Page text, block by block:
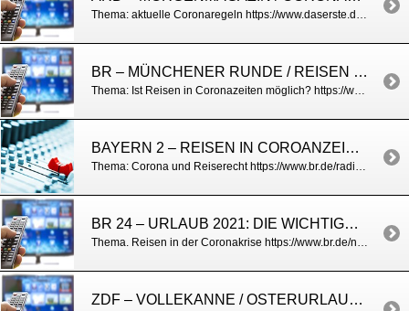
Thema: aktuelle Coronaregeln https://www.daserste.de/information/politik-weltgeschehen/morgenmagazin/videos/Rechtsfragen_zu_Corona_Regeln-100.html
BR – MÜNCHENER RUNDE / REISEN TROTZ CORONA
Thema: Ist Reisen in Coronazeiten möglich? https://www.br.de/br-fernsehen/sendungen/muenchner-runde/index.html
BAYERN 2 – REISEN IN COROANZEITEN
Thema: Corona und Reiserecht https://www.br.de/radio/bayern2/sendungen/radiowelt/kay-rodegra-reiserechtsexperte-corona-urlaub-2021-aktuelles-interview-100.html
BR 24 – URLAUB 2021: DIE WICHTIGSTEN TIPPS
Thema. Reisen in der Coronakrise https://www.br.de/nachrichten/bayern/urlaub-2021-trotz-corona-die-wichtigsten-tipps,SRqDlP0
ZDF – VOLLEKANNE / OSTERURLAUB UND SOMMERURLAUB BUCHEN